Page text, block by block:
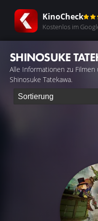
KinoCheck
Kostenlos im
SHINOSUKE
Alle Informationen zu
Shinosuke Tatekawa.